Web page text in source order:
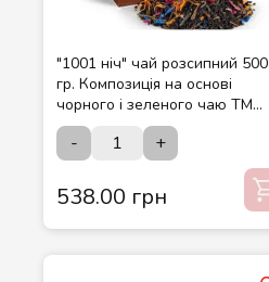
"1001 ніч" чай розсипний 500
гр. Композиція на основі
чорного і зеленого чаю ТМ
Чайні шедеври
- +
538.00 грн